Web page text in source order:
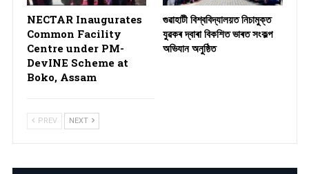
NECTAR Inaugurates
Common Facility
Centre under PM-
DevINE Scheme at
Boko, Assam
গুৱাহাটী বিশ্ববিদ্যালয়ত নিচামুক্ত
যুৱকৰ দ্বাৰা বিকশিত ভাৰত সংকল্প
অভিযান অনুষ্ঠিত
PREV NEXT